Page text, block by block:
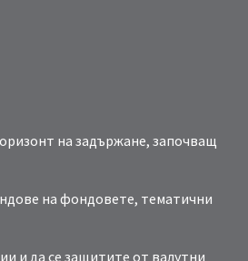
на задържане, започващ
на фондовете, тематични
и да се защитите от валутни